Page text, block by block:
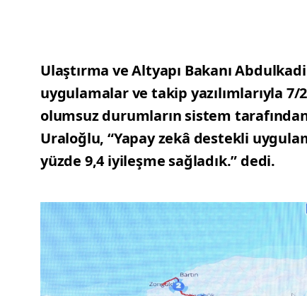
Ulaştırma ve Altyapı Bakanı
uygulamalar ve takip yazılımlarıyla
olumsuz durumların sistem
Uraloğlu, “Yapay zekâ destekli
yüzde 9,4 iyileşme sağladık.” dedi.